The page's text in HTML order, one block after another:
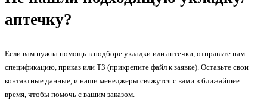
аптечку?
Если вам нужна помощь в подборе укладки или аптечки, отправьте нам
спецификацию, приказ или ТЗ (прикрепите файл к заявке). Оставьте свои
контактные данные, и наши менеджеры свяжутся с вами в ближайшее
время, чтобы помочь с вашим заказом.